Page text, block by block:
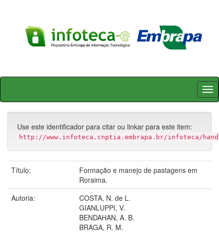
Skip
Use este identificador para citar ou linkar para este item:
http://www.infoteca.cnptia.embrapa.br/infoteca/
Título:
Formação e manejo de pastagens em
Roraima.
Autoria:
COSTA, N. de L.
GIANLUPPI, V.
BENDAHAN, A. B.
BRAGA, R. M.